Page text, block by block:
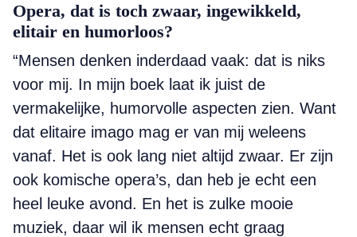
Opera, dat is toch zwaar, ingewikkeld,
elitair en humorloos?
“Mensen denken inderdaad vaak: dat is niks
voor mij. In mijn boek laat ik juist de
vermakelijke, humorvolle aspecten zien. Want
dat elitaire imago mag er van mij weleens
vanaf. Het is ook lang niet altijd zwaar. Er zijn
ook komische opera’s, dan heb je echt een
heel leuke avond. En het is zulke mooie
muziek, daar wil ik mensen echt graag